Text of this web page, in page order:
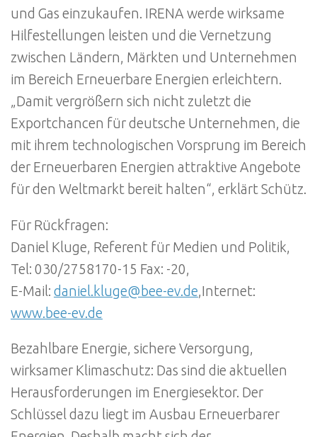
und Gas einzukaufen. IRENA werde wirksame
Hilfestellungen leisten und die Vernetzung
zwischen Ländern, Märkten und Unternehmen
im Bereich Erneuerbare Energien erleichtern.
„Damit vergrößern sich nicht zuletzt die
Exportchancen für deutsche Unternehmen, die
mit ihrem technologischen Vorsprung im Bereich
der Erneuerbaren Energien attraktive Angebote
für den Weltmarkt bereit halten“, erklärt Schütz.
Für Rückfragen:
Daniel Kluge, Referent für Medien und Politik,
Tel: 030/2758170-15 Fax: -20,
E-Mail: daniel.kluge@bee-ev.de,Internet:
www.bee-ev.de
Bezahlbare Energie, sichere Versorgung,
wirksamer Klimaschutz: Das sind die aktuellen
Herausforderungen im Energiesektor. Der
Schlüssel dazu liegt im Ausbau Erneuerbarer